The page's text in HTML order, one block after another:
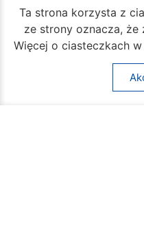
Ta strona korzysta z
ze strony oznacza, że
Więcej o ciasteczkach w